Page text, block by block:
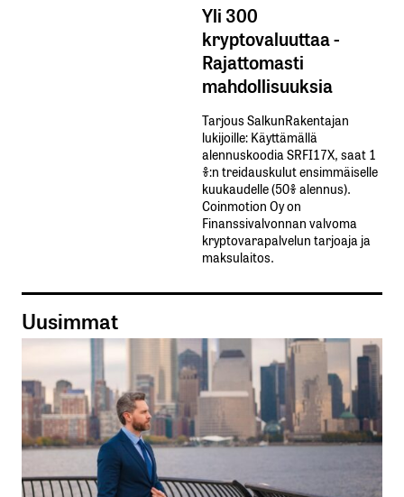
Yli 300
kryptovaluuttaa -
Rajattomasti
mahdollisuuksia
Tarjous SalkunRakentajan
lukijoille: Käyttämällä​ ​
alennuskoodia​ ​SRFI17X,​ ​saat​ ​1
%:n treidauskulut​ ​ensimmäiselle​ ​
kuukaudelle​ ​(50%​ ​alennus).
Coinmotion Oy on
Finanssivalvonnan valvoma
kryptovarapalvelun tarjoaja ja
maksulaitos.
Uusimmat